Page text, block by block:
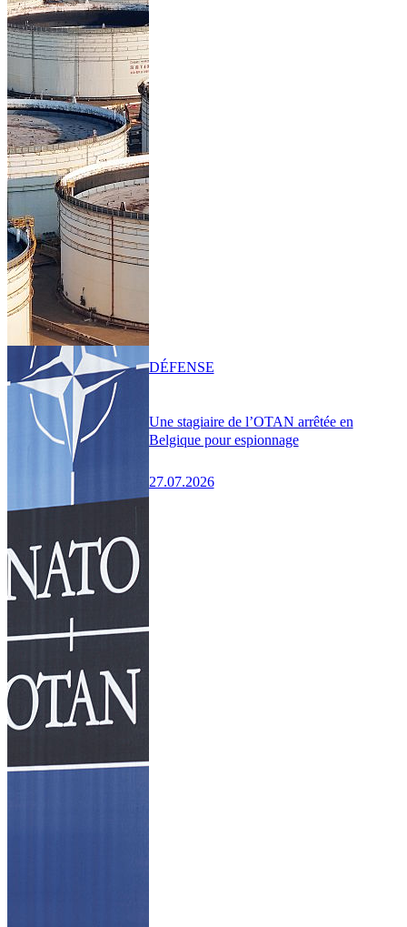
Une stagiaire de l’OTAN arrêtée en
Belgique pour espionnage
27.07.2026
DÉFENSE